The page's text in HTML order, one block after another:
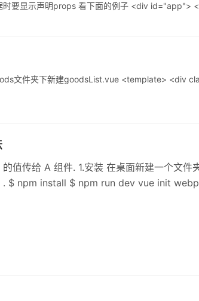
时要显示声明props 看下面的例子 <div id="app">
文件夹下新建goodsList.vue <template> <div
值传给 A 组件. 1.安装 在桌面新建一个文件
npm install $ npm run dev vue init